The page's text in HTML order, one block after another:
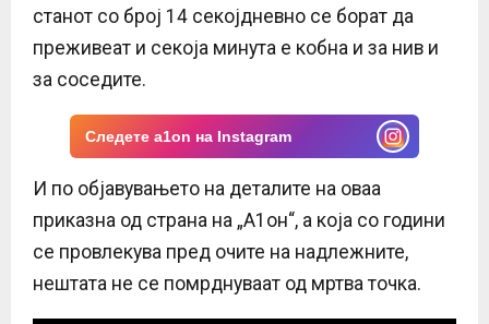
станот со број 14 секојдневно се борат да
преживеат и секоја минута е кобна и за нив и
за соседите.
Следете a1on на Instagram
И по објавувањето на деталите на оваа
приказна од страна на „А1он“, а која со години
се провлекува пред очите на надлежните,
нештата не се помрднуваат од мртва точка.